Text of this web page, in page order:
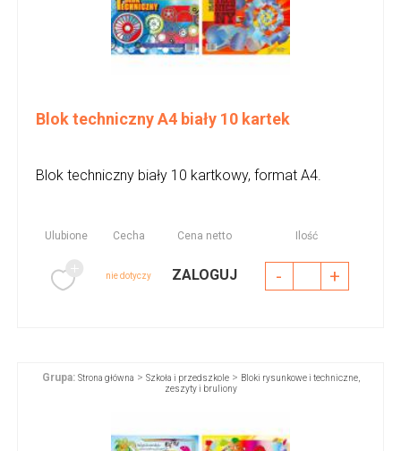
Blok techniczny A4 biały 10 kartek
Blok techniczny biały 10 kartkowy, format A4.
Ulubione Cecha Cena netto Ilość
nie dotyczy ZALOGUJ - +
Grupa: Strona główna > Szkoła i przedszkole> Bloki rysunkowe i techniczne,
zeszyty i bruliony